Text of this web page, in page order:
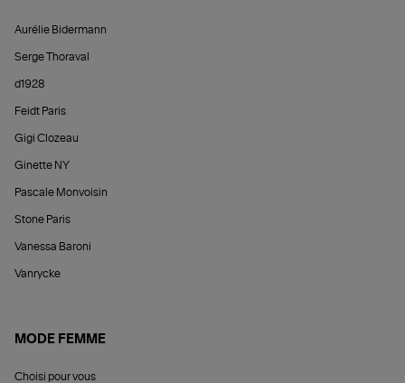
Aurélie Bidermann
Serge Thoraval
d1928
Feidt Paris
Gigi Clozeau
Ginette NY
Pascale Monvoisin
Stone Paris
Vanessa Baroni
Vanrycke
MODE FEMME
Choisi pour vous